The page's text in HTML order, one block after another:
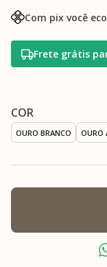
Com pix você
Frete grátis
COR
OURO BRANCO OURO